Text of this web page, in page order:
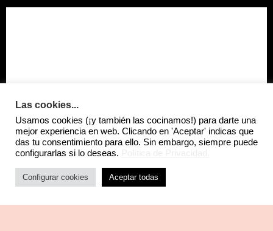
Las cookies...
Usamos cookies (¡y también las cocinamos!) para darte una
mejor experiencia en web. Clicando en 'Aceptar' indicas que
das tu consentimiento para ello. Sin embargo, siempre puede
configurarlas si lo deseas.
Configurar cookies Aceptar todas